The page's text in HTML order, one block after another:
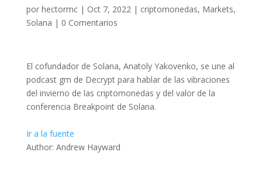
por hectormc| Oct 7, 2022| criptomonedas, Markets,
Solana | 0 Comentarios
El cofundador de Solana, Anatoly Yakovenko, se une al
podcast gm de Decrypt para hablar de las vibraciones
del invierno de las criptomonedas y del valor de la
conferencia Breakpoint de Solana.
Ir a la fuente
Author: Andrew Hayward